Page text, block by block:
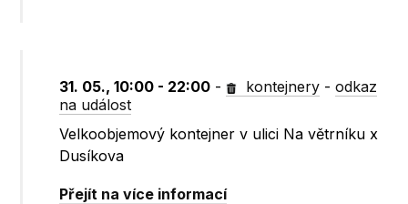
31. 05., 10:00 - 22:00 - kontejnery -odkaz
na událost
Velkoobjemový kontejner v ulici Na větrníku x
Dusíkova
Přejít na více informací